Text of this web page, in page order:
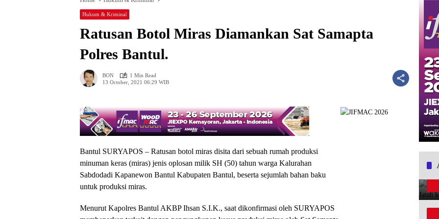
Hukum & Kriminal
Ratusan Botol Miras Diamankan Sat Samapta
Polres Bantul.
BON
1 Min Read
13 October, 2021 06:29 WIB
Bantul SURYAPOS – Ratusan botol miras disita dari sebuah rumah produksi
minuman keras (miras) jenis oplosan milik SH (50) tahun warga Kalurahan
Sabdodadi Kapanewon Bantul Kabupaten Bantul, beserta sejumlah bahan baku
untuk produksi miras.
Menurut Kapolres Bantul AKBP Ihsan S.I.K., saat dikonfirmasi oleh SURYAPOS